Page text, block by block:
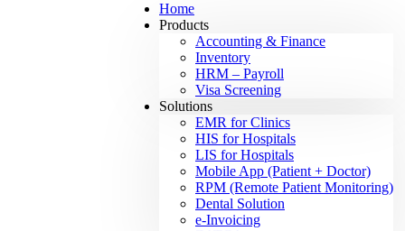
Home
Products
Accounting & Finance
Inventory
HRM – Payroll
Visa Screening
Solutions
EMR for Clinics
HIS for Hospitals
LIS for Hospitals
Mobile App (Patient + Doctor)
RPM (Remote Patient Monitoring)
Dental Solution
e-Invoicing